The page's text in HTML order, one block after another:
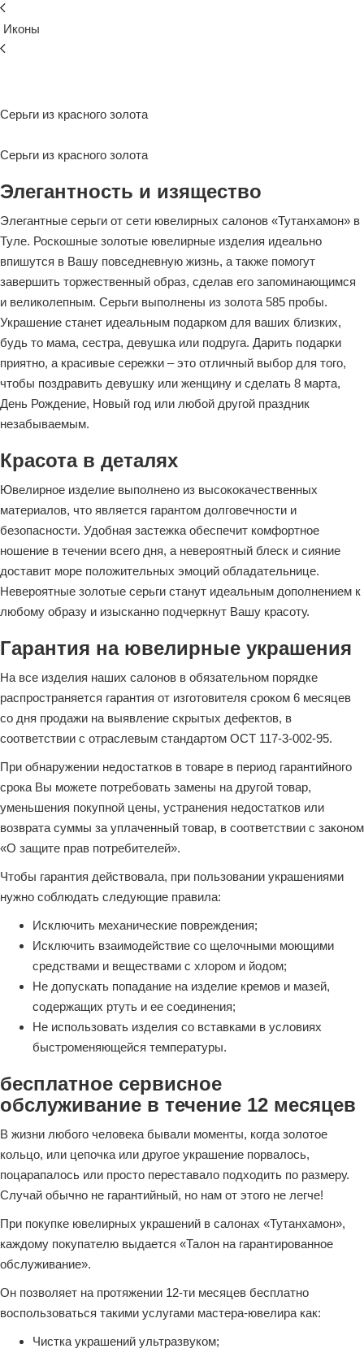
Иконы
Серьги из красного золота
Серьги из красного золота
Элегантность и изящество
Элегантные серьги от сети ювелирных салонов «Тутанхамон» в
Туле. Роскошные золотые ювелирные изделия идеально
впишутся в Вашу повседневную жизнь, а также помогут
завершить торжественный образ, сделав его запоминающимся
и великолепным. Серьги выполнены из золота 585 пробы.
Украшение станет идеальным подарком для ваших близких,
будь то мама, сестра, девушка или подруга. Дарить подарки
приятно, а красивые сережки – это отличный выбор для того,
чтобы поздравить девушку или женщину и сделать 8 марта,
День Рождение, Новый год или любой другой праздник
незабываемым.
Красота в деталях
Ювелирное изделие выполнено из высококачественных
материалов, что является гарантом долговечности и
безопасности. Удобная застежка обеспечит комфортное
ношение в течении всего дня, а невероятный блеск и сияние
доставит море положительных эмоций обладательнице.
Невероятные золотые серьги станут идеальным дополнением к
любому образу и изысканно подчеркнут Вашу красоту.
Гарантия на ювелирные украшения
На все изделия наших салонов в обязательном порядке
распространяется гарантия от изготовителя сроком 6 месяцев
со дня продажи на выявление скрытых дефектов, в
соответствии с отраслевым стандартом ОСТ 117-3-002-95.
При обнаружении недостатков в товаре в период гарантийного
срока Вы можете потребовать замены на другой товар,
уменьшения покупной цены, устранения недостатков или
возврата суммы за уплаченный товар, в соответствии с законом
«О защите прав потребителей».
Чтобы гарантия действовала, при пользовании украшениями
нужно соблюдать следующие правила:
Исключить механические повреждения;
Исключить взаимодействие со щелочными моющими
средствами и веществами с хлором и йодом;
Не допускать попадание на изделие кремов и мазей,
содержащих ртуть и ее соединения;
Не использовать изделия со вставками в условиях
быстроменяющейся температуры.
бесплатное сервисное
обслуживание в течение 12 месяцев
В жизни любого человека бывали моменты, когда золотое
кольцо, или цепочка или другое украшение порвалось,
поцарапалось или просто переставало подходить по размеру.
Случай обычно не гарантийный, но нам от этого не легче!
При покупке ювелирных украшений в салонах «Тутанхамон»,
каждому покупателю выдается «Талон на гарантированное
обслуживание».
Он позволяет на протяжении 12-ти месяцев бесплатно
воспользоваться такими услугами мастера-ювелира как:
Чистка украшений ультразвуком;